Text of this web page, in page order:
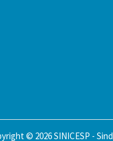
© 2026 SINICESP -